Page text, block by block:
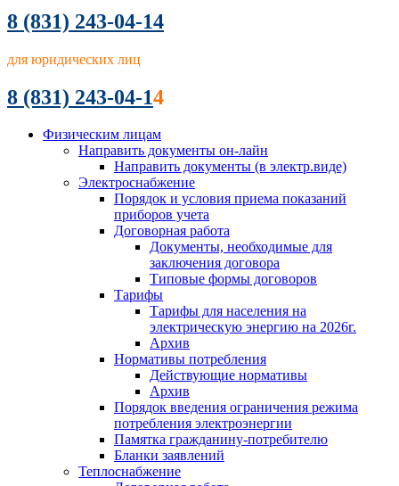
8 (831) 243-04-14
для юридических лиц
8 (831) 243-04-14
Физическим лицам
Направить документы он-лайн
Направить документы (в электр.виде)
Электроснабжение
Порядок и условия приема показаний
приборов учета
Договорная работа
Документы, необходимые для
заключения договора
Типовые формы договоров
Тарифы
Тарифы для населения на
электрическую энергию на 2026г.
Архив
Нормативы потребления
Действующие нормативы
Архив
Порядок введения ограничения режима
потребления электроэнергии
Памятка гражданину-потребителю
Бланки заявлений
Теплоснабжение